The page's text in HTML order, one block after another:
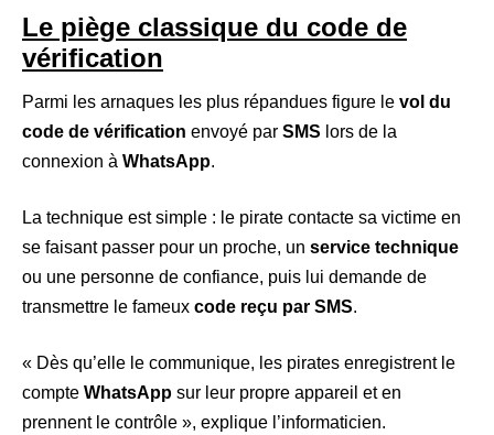
Le piège classique du code de
vérification
Parmi les arnaques les plus répandues figure le vol du
code de vérification envoyé par SMS lors de la
connexion à WhatsApp.
La technique est simple : le pirate contacte sa victime en
se faisant passer pour un proche, un service technique
ou une personne de confiance, puis lui demande de
transmettre le fameux code reçu par SMS.
« Dès qu’elle le communique, les pirates enregistrent le
compte WhatsApp sur leur propre appareil et en
prennent le contrôle », explique l’informaticien.